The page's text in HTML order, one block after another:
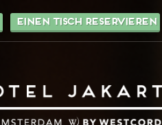
einen Tisch reservieren